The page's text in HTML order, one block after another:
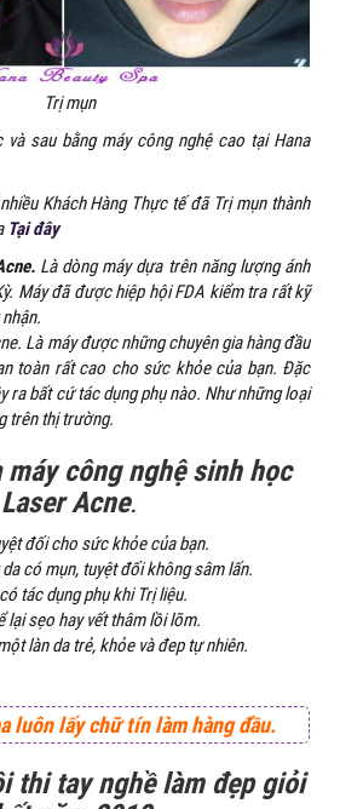
Trị mụn
sau bằng máy công nghệ cao tại Hana
Khách Hàng Thực tế đã Trị mụn thành
Tại đây
Là dòng máy dựa trên năng lượng ánh
Máy đã được hiệp hội FDA kiểm tra rất kỹ
Là máy được những chuyên gia hàng đầu
toàn rất cao cho sức khỏe của bạn. Đặc
ra bất cứ tác dụng phụ nào. Như những loại
trên thị trường.
máy công nghệ sinh học
Laser Acne.
đối cho sức khỏe của bạn.
có mụn, tuyệt đối không sâm lấn.
tác dụng phụ khi Trị liệu.
lại sẹo hay vết thâm lồi lõm.
làn da trẻ, khỏe và đep tự nhiên.
luôn lấy chữ tín làm hàng đầu.
thi tay nghề làm đẹp giỏi